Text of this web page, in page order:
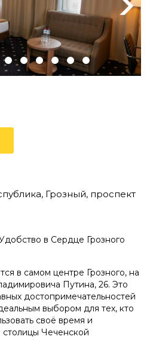
Next
Грозный, проспект
в Сердце Грозного
в самом центре Грозного, на
Путина, 26. Это
достопримечательностей
выбором для тех, кто
своё время и
столицы Чеченской